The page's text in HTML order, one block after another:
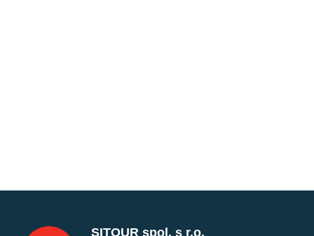
SITOUR spol. s r.o.